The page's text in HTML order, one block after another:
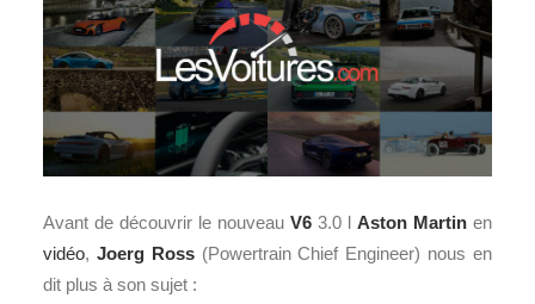
Avant de découvrir le nouveau V6 3.0 l Aston Martin en
vidéo, Joerg Ross(Powertrain Chief Engineer) nous en
dit plus à son sujet :